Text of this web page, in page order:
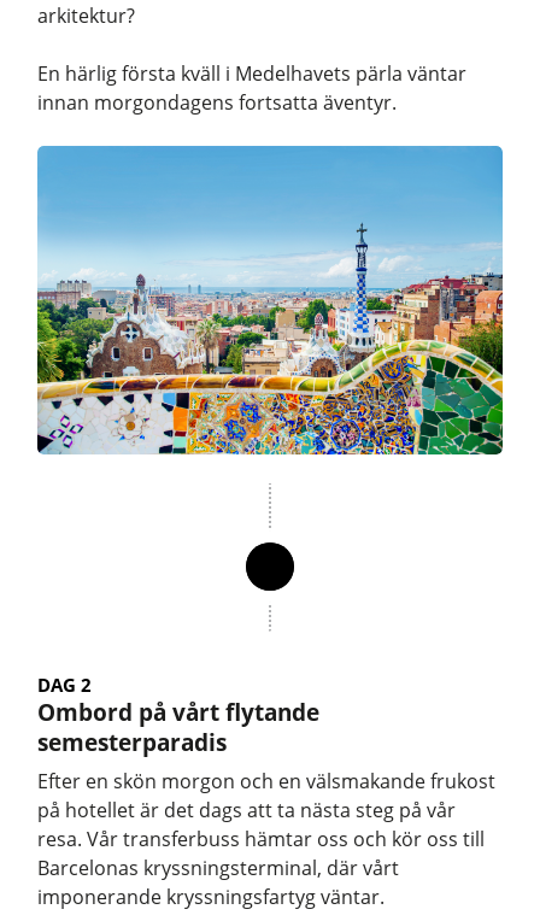
arkitektur?
En härlig första kväll i Medelhavets pärla väntar
innan morgondagens fortsatta äventyr.
DAG 2
Ombord på vårt flytande
semesterparadis
Efter en skön morgon och en välsmakande frukost
på hotellet är det dags att ta nästa steg på vår
resa. Vår transferbuss hämtar oss och kör oss till
Barcelonas kryssningsterminal, där vårt
imponerande kryssningsfartyg väntar.